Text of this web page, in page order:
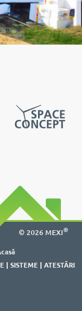
© 2026 MEXI®
| SISTEME | ATESTĂRI